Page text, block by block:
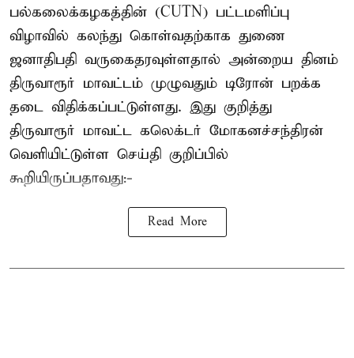
பல்கலைக்கழகத்தின் (CUTN) பட்டமளிப்பு
விழாவில் கலந்து கொள்வதற்காக துணை
ஜனாதிபதி வருகைதரவுள்ளதால் அன்றைய தினம்
திருவாரூர் மாவட்டம் முழுவதும் டிரோன் பறக்க
தடை விதிக்கப்பட்டுள்ளது. இது குறித்து
திருவாரூர் மாவட்ட கலெக்டர் மோகனச்சந்திரன்
வெளியிட்டுள்ள செய்தி குறிப்பில்
கூறியிருப்பதாவது:-
Read More